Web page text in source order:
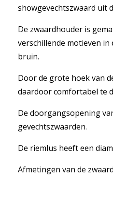
showgevechtszwaard uit
De zwaardhouder is
verschillende motieven in
bruin.
Door de grote hoek van
daardoor comfortabel te
De doorgangsopening
gevechtszwaarden.
De riemlus heeft een
Afmetingen van de